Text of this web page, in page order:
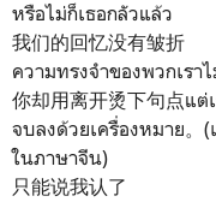
หรือไม่ก็เธอกลัวแล้ว
我们的回忆没有皱折
ความทรงจำของพวกเรา
你却用离开烫下句点แต่
จบลงด้วยเครื่องหมาย。
ในภาษาจีน)
只能说我认了